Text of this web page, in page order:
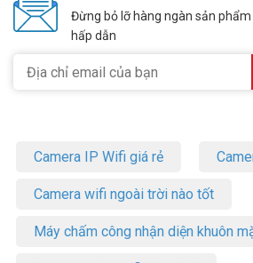
Đừng bỏ lỡ hàng ngàn sản
hấp dẫn
Camera IP Wifi giá rẻ
Camera wifi ngoài trời nào tốt
Máy chấm công nhận diện khuôn